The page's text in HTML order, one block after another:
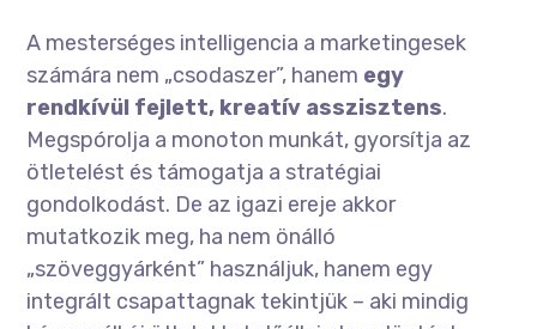
A mesterséges intelligencia a marketingesek
számára nem „csodaszer”, hanem egy
rendkívül fejlett, kreatív asszisztens.
Megspórolja a monoton munkát, gyorsítja az
ötletelést és támogatja a stratégiai
gondolkodást. De az igazi ereje akkor
mutatkozik meg, ha nem önálló
„szöveggyárként” használjuk, hanem egy
integrált csapattagnak tekintjük – aki mindig